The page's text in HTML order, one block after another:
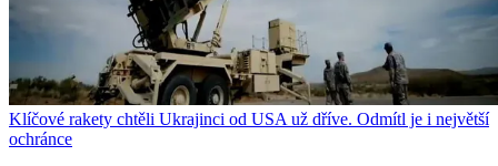
Klíčové rakety chtěli Ukrajinci od USA už dříve. Odmítl je i největší
ochránce